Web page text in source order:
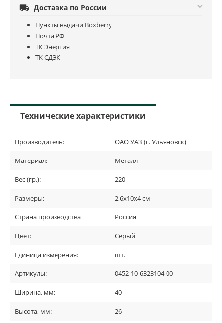
 Доставка по России
Пункты выдачи Boxberry
Почта РФ
ТК Энергия
ТК СДЭК
Технические характеристики
Производитель: ОАО УАЗ (г. Ульяновск)
Материал: Металл
Вес (гр.): 220
Размеры: 2,6х10х4 см
Страна производства Россия
Цвет: Серый
Единица измерения: шт.
Артикулы: 0452-10-6323104-00
Ширина, мм: 40
Высота, мм: 26